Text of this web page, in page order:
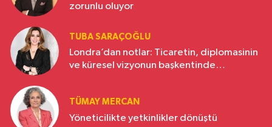
zorunlu oluyor
TUBA SARAÇOĞLU
Londra’dan notlar: Ticaretin, diplomasinin
ve küresel vizyonun başkentinde
TÜMAY MERCAN
Yöneticilikte yetkinlikler dönüştü